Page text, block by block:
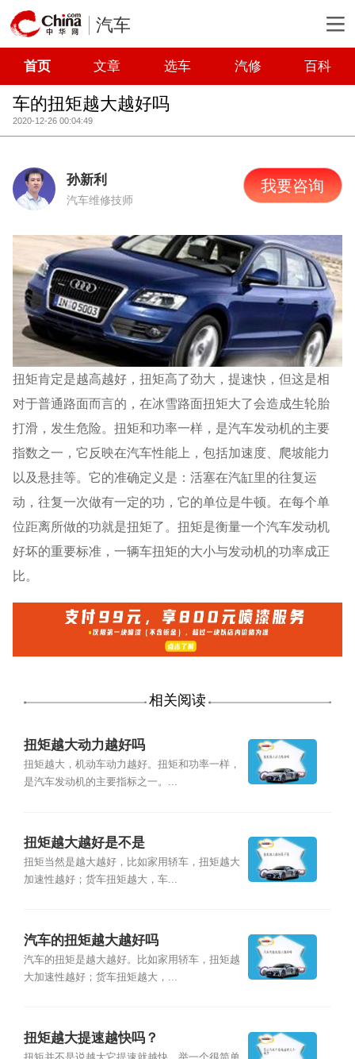
汽车
首页 文章 选车 汽修 百科
车的扭矩越大越好吗
2020-12-26 00:04:49
孙新利
汽车维修技师
我要咨询
扭矩肯定是越高越好，扭矩高了劲大，提速快，但这是相
对于普通路面而言的，在冰雪路面扭矩大了会造成生轮胎
打滑，发生危险。扭矩和功率一样，是汽车发动机的主要
指数之一，它反映在汽车性能上，包括加速度、爬坡能力
以及悬挂等。它的准确定义是：活塞在汽缸里的往复运
动，往复一次做有一定的功，它的单位是牛顿。在每个单
位距离所做的功就是扭矩了。扭矩是衡量一个汽车发动机
好坏的重要标准，一辆车扭矩的大小与发动机的功率成正
比。
相关阅读
扭矩越大动力越好吗
扭矩越大，机动车动力越好。扭矩和功率一样，
是汽车发动机的主要指标之一。...
扭矩越大越好是不是
扭矩当然是越大越好，比如家用轿车，扭矩越大
加速性越好；货车扭矩越大，车...
汽车的扭矩越大越好吗
汽车的扭矩是越大越好。比如家用轿车，扭矩越
大加速性越好；货车扭矩越大，...
扭矩越大提速越快吗？